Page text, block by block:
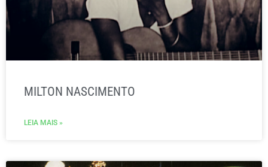
MILTON NASCIMENTO
LEIA MAIS »